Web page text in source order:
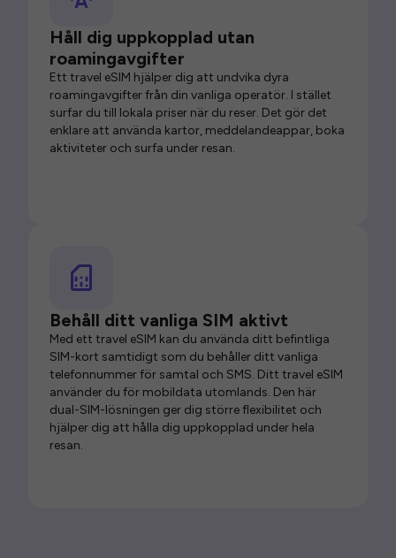
Håll dig uppkopplad utan
roamingavgifter
Ett travel eSIM hjälper dig att undvika dyra
roamingavgifter från din vanliga operatör. I stället
surfar du till lokala priser när du reser. Det gör det
enklare att använda kartor, meddelandeappar, boka
aktiviteter och surfa under resan.
Behåll ditt vanliga SIM aktivt
Med ett travel eSIM kan du använda ditt befintliga
SIM-kort samtidigt som du behåller ditt vanliga
telefonnummer för samtal och SMS. Ditt travel eSIM
använder du för mobildata utomlands. Den här
dual-SIM-lösningen ger dig större flexibilitet och
hjälper dig att hålla dig uppkopplad under hela
resan.